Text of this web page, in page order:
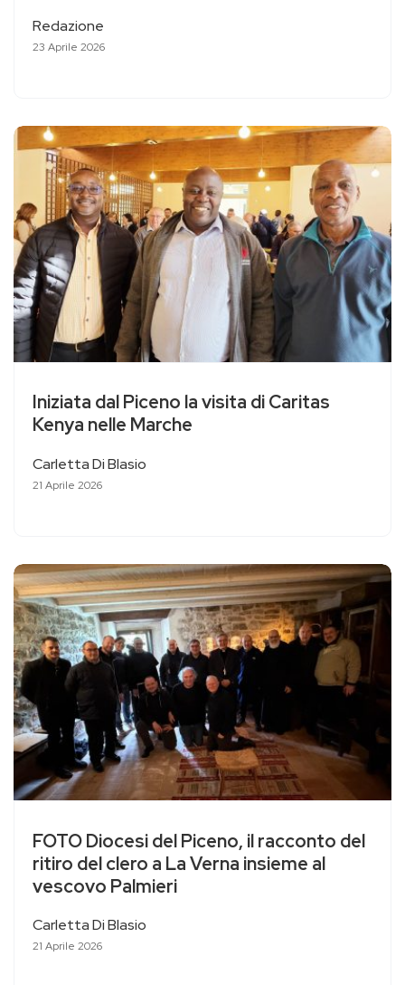
Redazione
23 Aprile 2026
Iniziata dal Piceno la visita di Caritas
Kenya nelle Marche
Carletta Di Blasio
21 Aprile 2026
FOTO Diocesi del Piceno, il racconto del
ritiro del clero a La Verna insieme al
vescovo Palmieri
Carletta Di Blasio
21 Aprile 2026